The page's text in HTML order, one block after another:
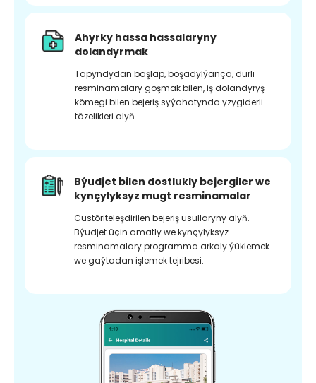
Ahyrky hassa hassalaryny
dolandyrmak
Tapyndydan başlap, boşadylýança, dürli
resminamalary goşmak bilen, iş dolandyryş
kömegi bilen bejeriş syýahatynda yzygiderli
täzelikleri alyň.
Býudjet bilen dostlukly bejergiler we
kynçylyksyz mugt resminamalar
Custöriteleşdirilen bejeriş usullaryny alyň.
Býudjet üçin amatly we kynçylyksyz
resminamalary programma arkaly ýüklemek
we gaýtadan işlemek tejribesi.